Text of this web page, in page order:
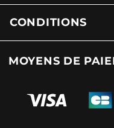
CONDITIONS
MOYENS DE